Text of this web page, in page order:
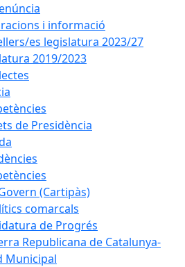
i informació
es legislatura 2023/27
2019/2023
de Presidència
(Cartipàs)
comarcals
de Progrés
Republicana de Catalunya-
Municipal